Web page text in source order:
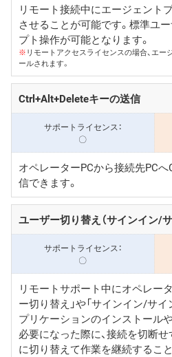
リモート接続中にエージェント
させることが可能です。標準ユ
プト操作が可能となります。
※リモートアクセスライセンスの場合、エ
ールされます。
Ctrl+Alt+Deleteキーの送信
〇
オペレーターPCから接続先PC
信できます。
ユーザー切り替え（サインイン/
〇
リモートサポート中にオペレー
ー切り替え」や「サインイン/サ
プリケーションのインストール
必要になった際に、接続を切断
に切り替えて作業を継続するこ